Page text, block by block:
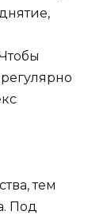
тем
Под